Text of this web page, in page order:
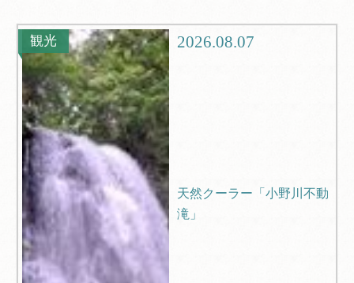
グルメ
ブログ
観光 2026.08.07
天然クーラー「小野川不動
滝」